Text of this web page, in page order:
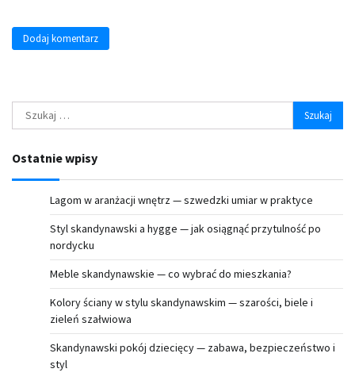
Szukaj:
Ostatnie wpisy
Lagom w aranżacji wnętrz — szwedzki umiar w praktyce
Styl skandynawski a hygge — jak osiągnąć przytulność po
nordycku
Meble skandynawskie — co wybrać do mieszkania?
Kolory ściany w stylu skandynawskim — szarości, biele i
zieleń szałwiowa
Skandynawski pokój dziecięcy — zabawa, bezpieczeństwo i
styl